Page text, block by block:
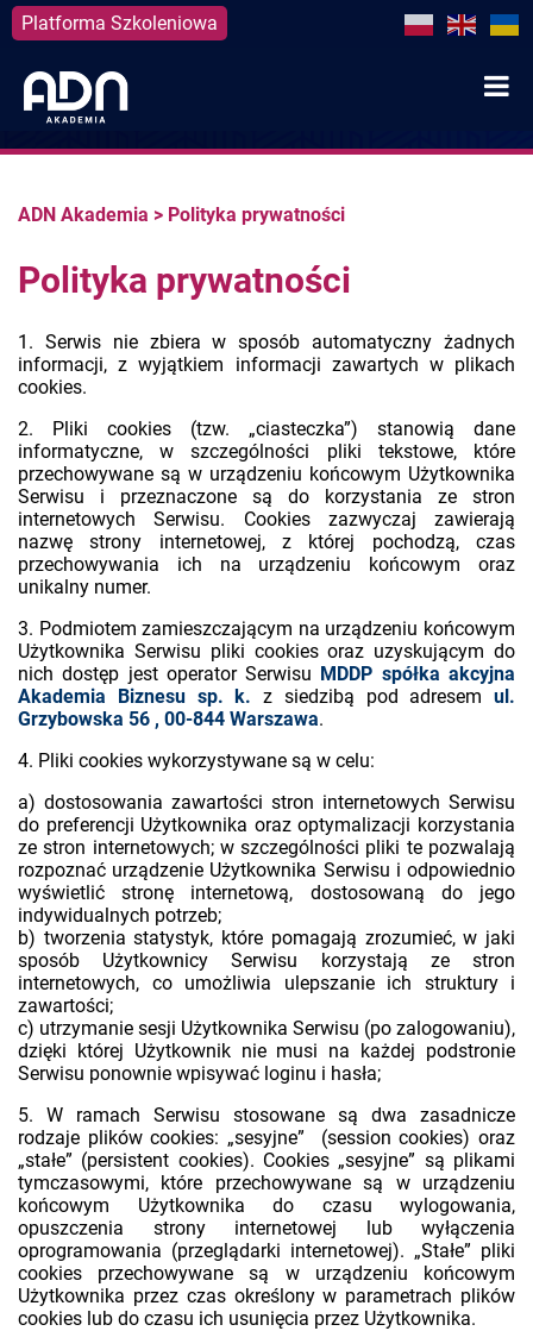
Platforma Szkoleniowa
content
ADN Akademia > Polityka prywatności
Polityka prywatności
1. Serwis nie zbiera w sposób automatyczny żadnych
informacji, z wyjątkiem informacji zawartych w plikach
cookies.
2. Pliki cookies (tzw. „ciasteczka”) stanowią dane
informatyczne, w szczególności pliki tekstowe, które
przechowywane są w urządzeniu końcowym Użytkownika
Serwisu i przeznaczone są do korzystania ze stron
internetowych Serwisu. Cookies zazwyczaj zawierają
nazwę strony internetowej, z której pochodzą, czas
przechowywania ich na urządzeniu końcowym oraz
unikalny numer.
3. Podmiotem zamieszczającym na urządzeniu końcowym
Użytkownika Serwisu pliki cookies oraz uzyskującym do
nich dostęp jest operator Serwisu MDDP spółka akcyjna
Akademia Biznesu sp. k. z siedzibą pod adresem ul.
Grzybowska 56 , 00-844 Warszawa.
4. Pliki cookies wykorzystywane są w celu:
a) dostosowania zawartości stron internetowych Serwisu
do preferencji Użytkownika oraz optymalizacji korzystania
ze stron internetowych; w szczególności pliki te pozwalają
rozpoznać urządzenie Użytkownika Serwisu i odpowiednio
wyświetlić stronę internetową, dostosowaną do jego
indywidualnych potrzeb;
b) tworzenia statystyk, które pomagają zrozumieć, w jaki
sposób Użytkownicy Serwisu korzystają ze stron
internetowych, co umożliwia ulepszanie ich struktury i
zawartości;
c) utrzymanie sesji Użytkownika Serwisu (po zalogowaniu),
dzięki której Użytkownik nie musi na każdej podstronie
Serwisu ponownie wpisywać loginu i hasła;
5. W ramach Serwisu stosowane są dwa zasadnicze
rodzaje plików cookies: „sesyjne” (session cookies) oraz
„stałe” (persistent cookies). Cookies „sesyjne” są plikami
tymczasowymi, które przechowywane są w urządzeniu
końcowym Użytkownika do czasu wylogowania,
opuszczenia strony internetowej lub wyłączenia
oprogramowania (przeglądarki internetowej). „Stałe” pliki
cookies przechowywane są w urządzeniu końcowym
Użytkownika przez czas określony w parametrach plików
cookies lub do czasu ich usunięcia przez Użytkownika.